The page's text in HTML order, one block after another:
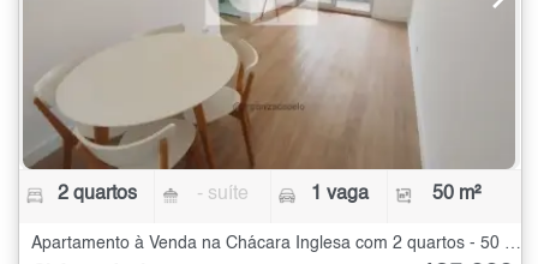
2 quartos - suíte 1 vaga 50 m²
Apartamento à Venda na Chácara Inglesa com 2 quartos - 50 m²